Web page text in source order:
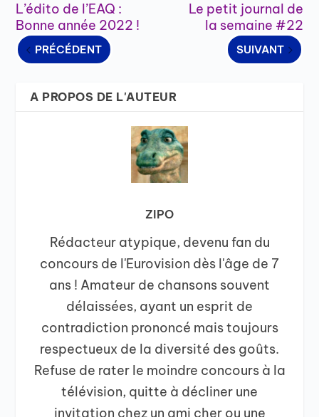
L’édito de l’EAQ :
Bonne année 2022 !
PRÉCÉDENT
Le petit journal de
la semaine #22
SUIVANT
A PROPOS DE L'AUTEUR
ZIPO
Rédacteur atypique, devenu fan du
concours de l'Eurovision dès l'âge de 7
ans ! Amateur de chansons souvent
délaissées, ayant un esprit de
contradiction prononcé mais toujours
respectueux de la diversité des goûts.
Refuse de rater le moindre concours à la
télévision, quitte à décliner une
invitation chez un ami cher ou une